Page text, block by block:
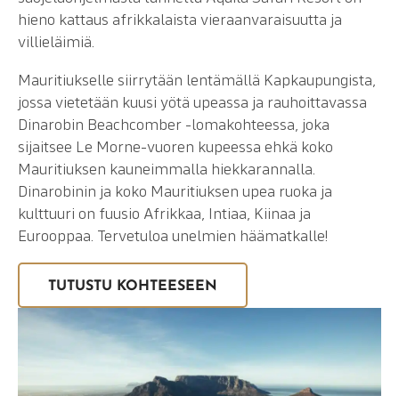
hieno kattaus afrikkalaista vieraanvaraisuutta ja
villieläimiä.
Mauritiukselle siirrytään lentämällä Kapkaupungista,
jossa vietetään kuusi yötä upeassa ja rauhoittavassa
Dinarobin Beachcomber -lomakohteessa, joka
sijaitsee Le Morne-vuoren kupeessa ehkä koko
Mauritiuksen kauneimmalla hiekkarannalla.
Dinarobinin ja koko Mauritiuksen upea ruoka ja
kulttuuri on fuusio Afrikkaa, Intiaa, Kiinaa ja
Eurooppaa. Tervetuloa unelmien häämatkalle!
TUTUSTU KOHTEESEEN